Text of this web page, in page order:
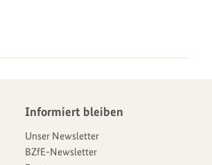
Informiert bleiben
Unser Newsletter
BZfE-Newsletter